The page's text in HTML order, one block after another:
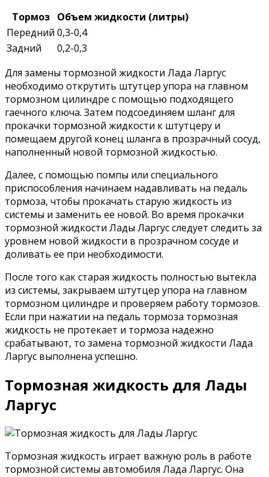
Тормоз
Объем жидкости (литры)
Передний 0,3-0,4
Задний
0,2-0,3
Для замены тормозной жидкости Лада Ларгус
необходимо открутить штутцер упора на главном
тормозном цилиндре с помощью подходящего
гаечного ключа. Затем подсоединяем шланг для
прокачки тормозной жидкости к штутцеру и
помещаем другой конец шланга в прозрачный сосуд,
наполненный новой тормозной жидкостью.
Далее, с помощью помпы или специального
приспособления начинаем надавливать на педаль
тормоза, чтобы прокачать старую жидкость из
системы и заменить ее новой. Во время прокачки
тормозной жидкости Лады Ларгус следует следить за
уровнем новой жидкости в прозрачном сосуде и
доливать ее при необходимости.
После того как старая жидкость полностью вытекла
из системы, закрываем штутцер упора на главном
тормозном цилиндре и проверяем работу тормозов.
Если при нажатии на педаль тормоза тормозная
жидкость не протекает и тормоза надежно
срабатывают, то замена тормозной жидкости Лада
Ларгус выполнена успешно.
Тормозная жидкость для Лады
Ларгус
Тормозная жидкость играет важную роль в работе
тормозной системы автомобиля Лада Ларгус. Она